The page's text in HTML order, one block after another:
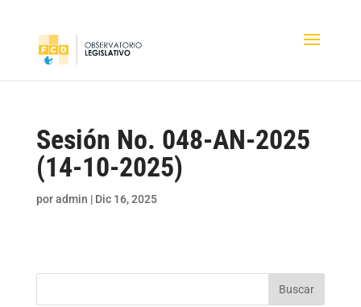
Sesión No. 048-AN-2025
(14-10-2025)
poradmin | Dic 16, 2025
Buscar